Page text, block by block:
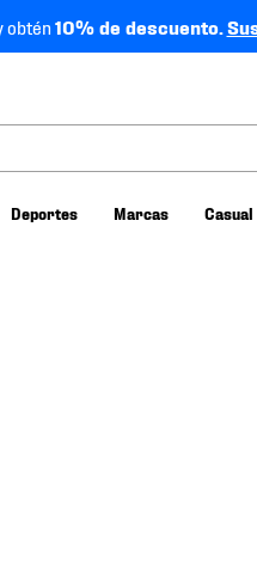
obtén10% de descuento.
Deportes Marcas Casual